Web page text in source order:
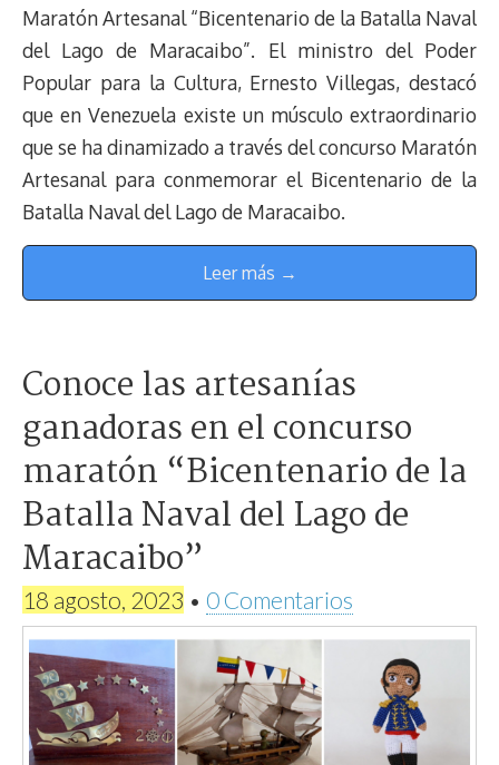
Maratón Artesanal “Bicentenario de la Batalla Naval
del Lago de Maracaibo”. El ministro del Poder
Popular para la Cultura, Ernesto Villegas, destacó
que en Venezuela existe un músculo extraordinario
que se ha dinamizado a través del concurso Maratón
Artesanal para conmemorar el Bicentenario de la
Batalla Naval del Lago de Maracaibo.
Leer más →
Conoce las artesanías
ganadoras en el concurso
maratón “Bicentenario de la
Batalla Naval del Lago de
Maracaibo”
18 agosto, 2023 • 0 Comentarios